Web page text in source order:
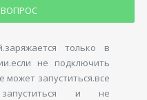
ВОПРОС
только в
не подключить
может запуститься.все
и не